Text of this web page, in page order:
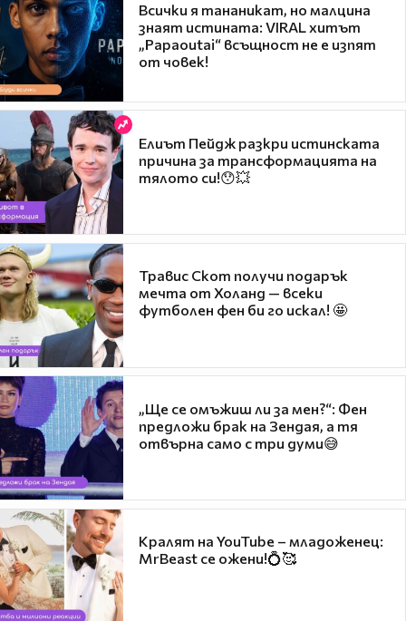
Всички я тананикат, но малцина
знаят истината: VIRAL хитът
„Papaoutai“ всъщност не е изпят
от човек!
Елиът Пейдж разкри истинската
причина за трансформацията на
тялото си!😯💥
Травис Скот получи подарък
мечта от Холанд — всеки
футболен фен би го искал! 🤩
„Ще се омъжиш ли за мен?“: Фен
предложи брак на Зендая, а тя
отвърна само с три думи😅
Кралят на YouTube – младоженец:
MrBeast се ожени!💍🥰